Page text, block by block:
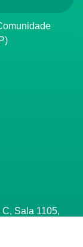
Sala 1105,